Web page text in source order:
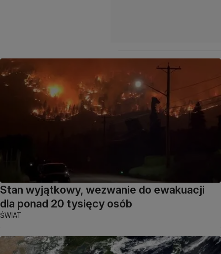
Stan wyjątkowy, wezwanie do ewakuacji
dla ponad 20 tysięcy osób
ŚWIAT